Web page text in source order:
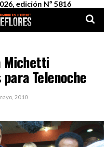
edición Nº 5816
Michetti
Telenoche
2010